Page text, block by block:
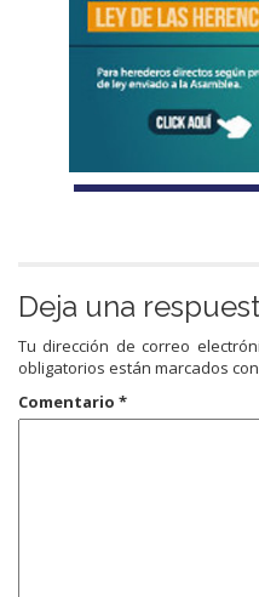
Deja una
Tu dirección de correo
obligatorios están marcados con
Comentario *